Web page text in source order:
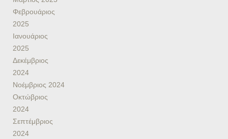
Φεβρουάριος
2025
Ιανουάριος
2025
Δεκέμβριος
2024
Νοέμβριος 2024
Οκτώβριος
2024
Σεπτέμβριος
2024